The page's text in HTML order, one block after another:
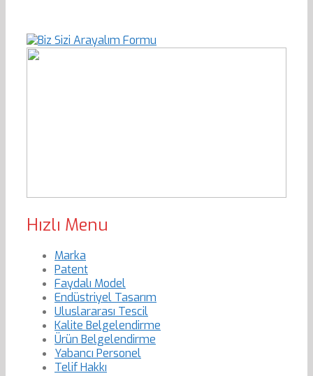
Hızlı Menu
Marka
Patent
Faydalı Model
Endüstriyel Tasarım
Uluslararası Tescil
Kalite Belgelendirme
Ürün Belgelendirme
Yabancı Personel
Telif Hakkı